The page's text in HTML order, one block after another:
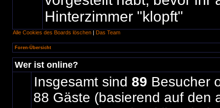
Hinterzimmer "klopft"
Alle Cookies des Boards löschen | Das Team
Foren-Übersicht
Wer ist online?
Insgesamt sind 89 Besucher
88 Gäste (basierend auf den